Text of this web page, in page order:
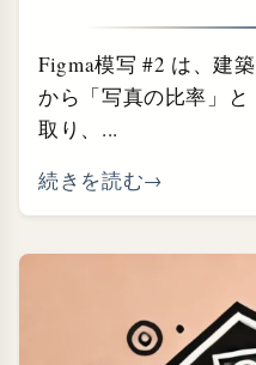
Figma模写 #2 は、建
から「写真の比率」
取り、...
続きを読む